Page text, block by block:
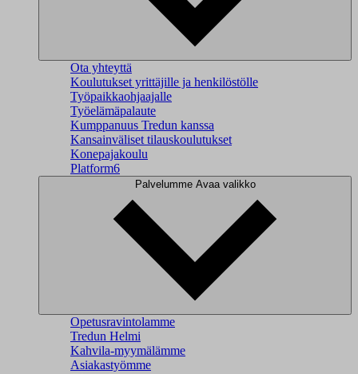
Ota yhteyttä
Koulutukset yrittäjille ja henkilöstölle
Työpaikkaohjaajalle
Työelämäpalaute
Kumppanuus Tredun kanssa
Kansainväliset tilauskoulutukset
Konepajakoulu
Platform6
Palvelumme Avaa valikko
Opetusravintolamme
Tredun Helmi
Kahvila-myymälämme
Asiakastyömme